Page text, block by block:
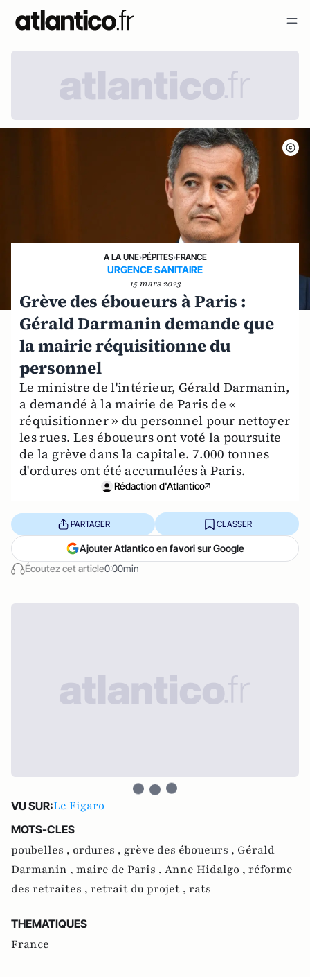
A LA UNE›PÉPITES›FRANCE
URGENCE SANITAIRE
15 mars 2023
Grève des éboueurs à Paris :
Gérald Darmanin demande que
la mairie réquisitionne du
personnel
Le ministre de l'intérieur, Gérald Darmanin,
a demandé à la mairie de Paris de «
réquisitionner » du personnel pour nettoyer
les rues. Les éboueurs ont voté la poursuite
de la grève dans la capitale. 7.000 tonnes
d'ordures ont été accumulées à Paris.
Rédaction d'Atlantico
Écoutez cet article0:00min
PARTAGER CLASSER
Ajouter Atlantico en favori sur Google
VU SUR:Le Figaro
MOTS-CLES
poubelles , ordures , grève des éboueurs , Gérald
Darmanin , maire de Paris , Anne Hidalgo , réforme
des retraites , retrait du projet , rats
THEMATIQUES
France